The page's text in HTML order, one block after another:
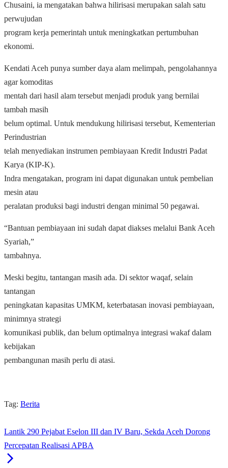
Chusaini, ia mengatakan bahwa hilirisasi merupakan salah satu
perwujudan
program kerja pemerintah untuk meningkatkan pertumbuhan
ekonomi.
Kendati Aceh punya sumber daya alam melimpah, pengolahannya
agar komoditas
mentah dari hasil alam tersebut menjadi produk yang bernilai
tambah masih
belum optimal. Untuk mendukung hilirisasi tersebut, Kementerian
Perindustrian
telah menyediakan instrumen pembiayaan Kredit Industri Padat
Karya (KIP-K).
Indra mengatakan, program ini dapat digunakan untuk pembelian
mesin atau
peralatan produksi bagi industri dengan minimal 50 pegawai.
“Bantuan pembiayaan ini sudah dapat diakses melalui Bank Aceh
Syariah,”
tambahnya.
Meski begitu, tantangan masih ada. Di sektor waqaf, selain
tantangan
peningkatan kapasitas UMKM, keterbatasan inovasi pembiayaan,
minimnya strategi
komunikasi publik, dan belum optimalnya integrasi wakaf dalam
kebijakan
pembangunan masih perlu di atasi.
Tag: Berita
Lantik 290 Pejabat Eselon III dan IV Baru, Sekda Aceh Dorong
Percepatan Realisasi APBA